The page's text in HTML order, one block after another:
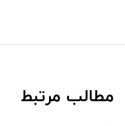
مطالب مرتبط